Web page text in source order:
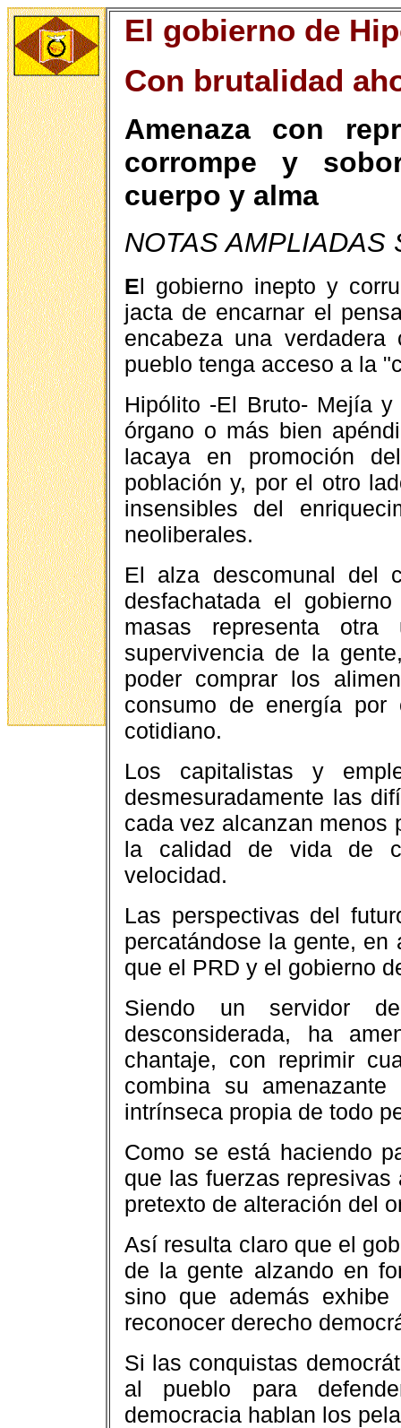
El gobierno de
Con brutalidad
Amenaza con
corrompe y
cuerpo y alma
NOTAS AMPLIADAS
El gobierno inepto y
jacta de encarnar el
encabeza una
pueblo tenga acceso a la
Hipólito -El Bruto- Mejía
órgano o más bien
lacaya en promoción
población y, por el otro
insensibles del
neoliberales.
El alza descomunal del
desfachatada el
masas representa
supervivencia de la
poder comprar los
consumo de energía
cotidiano.
Los capitalistas y
desmesuradamente las
cada vez alcanzan menos
la calidad de vida de
velocidad.
Las perspectivas del
percatándose la gente, en
que el PRD y el gobierno
Siendo un servidor
desconsiderada, ha
chantaje, con reprimir
combina su
intrínseca propia de todo
Como se está haciendo
que las fuerzas
pretexto de alteración del
Así resulta claro que el
de la gente alzando en
sino que además
reconocer derecho
Si las conquistas
al pueblo para
democracia hablan los